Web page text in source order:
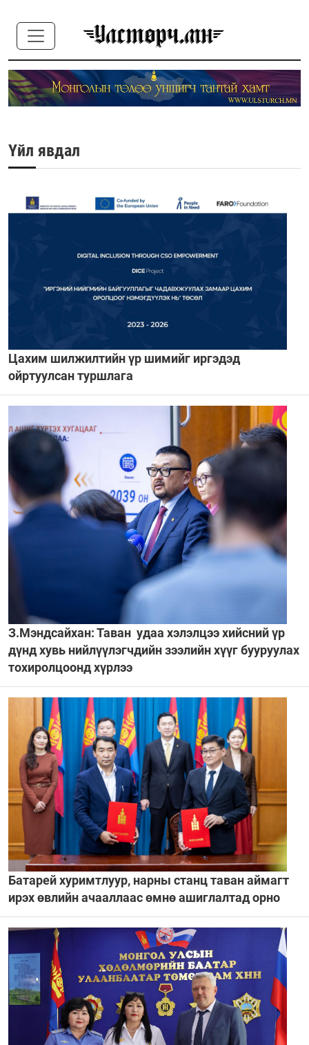
Үйл явдал
Цахим шилжилтийн үр шимийг иргэдэд
ойртуулсан туршлага
З.Мэндсайхан: Таван удаа хэлэлцээ хийсний үр
дүнд хувь нийлүүлэгчдийн зээлийн хүүг бууруулах
тохиролцоонд хүрлээ
Батарей хуримтлуур, нарны станц таван аймагт
ирэх өвлийн ачааллаас өмнө ашиглалтад орно